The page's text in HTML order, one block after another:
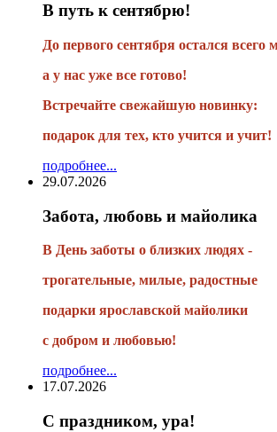
В путь к сентябрю!
До первого сентября остался всего
а у нас уже все готово!
Встречайте свежайшую новинку:
подарок для тех, кто учится и учит!
подробнее...
29.07.2026
Забота, любовь и майолика
В День заботы о близких людях -
трогательные, милые, радостные
подарки ярославской майолики
с добром и любовью!
подробнее...
17.07.2026
С праздником, ура!